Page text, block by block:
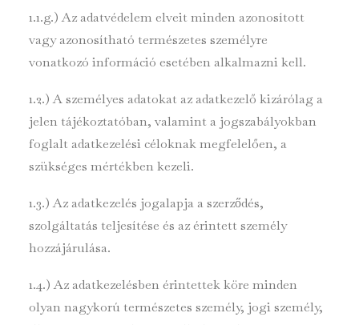
1.1.g.) Az adatvédelem elveit minden azonosított
vagy azonosítható természetes személyre
vonatkozó információ esetében alkalmazni kell.
1.2.) A személyes adatokat az adatkezelő kizárólag a
jelen tájékoztatóban, valamint a jogszabályokban
foglalt adatkezelési céloknak megfelelően, a
szükséges mértékben kezeli.
1.3.) Az adatkezelés jogalapja a szerződés,
szolgáltatás teljesítése és az érintett személy
hozzájárulása.
1.4.) Az adatkezelésben érintettek köre minden
olyan nagykorú természetes személy, jogi személy,